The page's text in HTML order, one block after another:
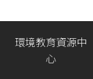
環境教育資源中
心